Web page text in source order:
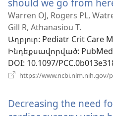
Warren OJ, Rogers PL,
Gill R, Athanasiou T.
Աղբյուր‎: Pediatr Crit Care
Ինդեքսավորված‎:
DOI‎: 10.1097/
https://www.ncbi.nlm.nih.gov/
Decreasing the need